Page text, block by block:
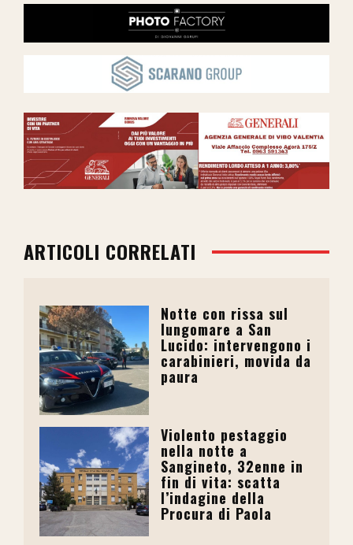
ARTICOLI CORRELATI
Notte con rissa sul
lungomare a San
Lucido: intervengono i
carabinieri, movida da
paura
Violento pestaggio
nella notte a
Sangineto, 32enne in
fin di vita: scatta
l’indagine della
Procura di Paola